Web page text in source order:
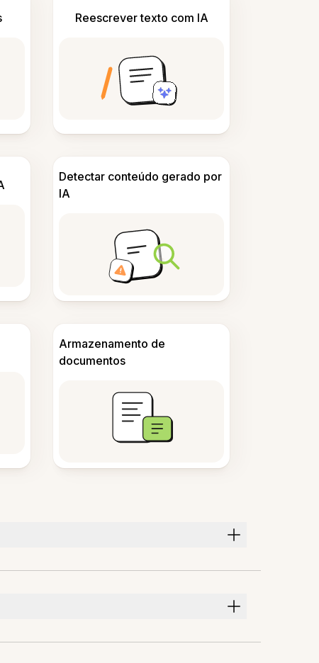
Reescrever texto com IA
Detectar conteúdo gerado por
IA
Armazenamento de
documentos